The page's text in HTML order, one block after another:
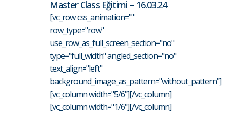
Master Class Eğitimi – 16.03.24
[vc_row css_animation=""
row_type="row"
use_row_as_full_screen_section="no"
type="full_width" angled_section="no"
text_align="left"
background_image_as_pattern="without_pattern"]
[vc_column width="5/6"][/vc_column]
[vc_column width="1/6"][/vc_column]